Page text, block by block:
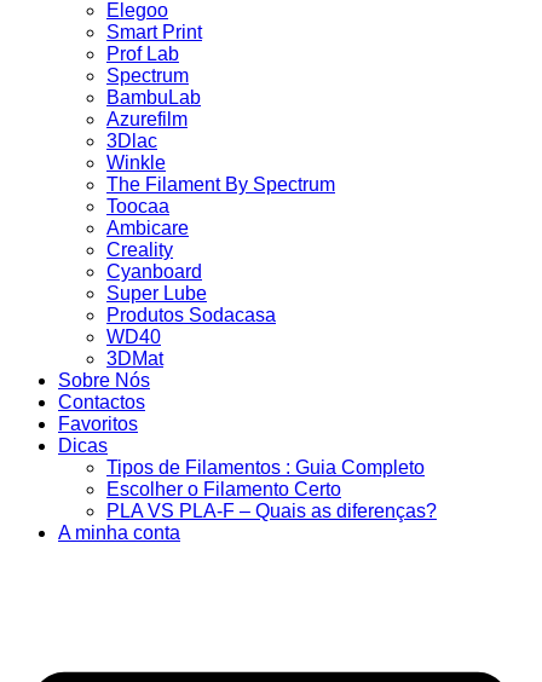
Elegoo
Smart Print
Prof Lab
Spectrum
BambuLab
Azurefilm
3Dlac
Winkle
The Filament By Spectrum
Toocaa
Ambicare
Creality
Cyanboard
Super Lube
Produtos Sodacasa
WD40
3DMat
Sobre Nós
Contactos
Favoritos
Dicas
Tipos de Filamentos : Guia Completo
Escolher o Filamento Certo
PLA VS PLA-F – Quais as diferenças?
A minha conta